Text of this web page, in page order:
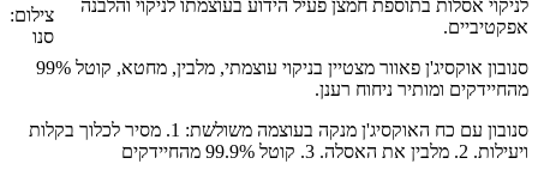
צילום:
סנו
לניקוי אסלות בתוספת חמצן פעיל הידוע בעוצמתו לניקוי והלבנה
אפקטיביים.
סנובון אוקסיג'ן פאוור מצטיין בניקוי עוצמתי, מלבין, מחטא, קוטל 99%
מהחיידקים ומותיר ניחוח רענן.
סנובון עם כח האוקסיג'ן מנקה בעוצמה משולשת: 1. מסיר לכלוך בקלות
ויעילות. 2. מלבין את האסלה. 3. קוטל 99.9% מהחיידקים